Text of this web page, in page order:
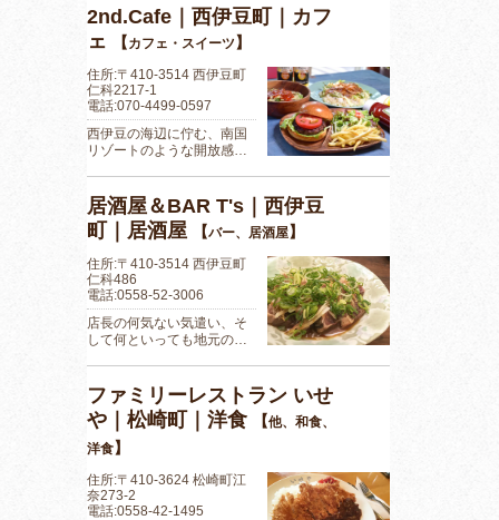
2nd.Cafe｜西伊豆町｜カフ
ェ
【カフェ・スイーツ】
住所:〒410-3514 西伊豆町
仁科2217-1
電話:070-4499-0597
西伊豆の海辺に佇む、南国
リゾートのような開放感…
居酒屋＆BAR T's｜西伊豆
町｜居酒屋
【バー、居酒屋】
住所:〒410-3514 西伊豆町
仁科486
電話:0558-52-3006
店長の何気ない気遣い、そ
して何といっても地元の…
ファミリーレストラン いせ
や｜松崎町｜洋食
【他、和食、
洋食】
住所:〒410-3624 松崎町江
奈273-2
電話:0558-42-1495